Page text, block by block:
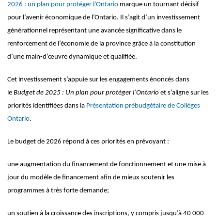
2026 : un plan pour protéger l'Ontario marque un tournant décisif
pour l’avenir économique de l’Ontario. Il s’agit d’un investissement
générationnel représentant une avancée significative dans le
renforcement de l’économie de la province grâce à la constitution
d’une main-d’œuvre dynamique et qualifiée.
Cet investissement s’appuie sur les engagements énoncés dans
le Budget de 2025 : Un plan pour protéger l’Ontario et s’aligne sur les
priorités identifiées dans la Présentation prébudgétaire de Collèges
Ontario.
Le budget de 2026 répond à ces priorités en prévoyant :
une augmentation du financement de fonctionnement et une mise à
jour du modèle de financement afin de mieux soutenir les
programmes à très forte demande;
un soutien à la croissance des inscriptions, y compris jusqu’à 40 000